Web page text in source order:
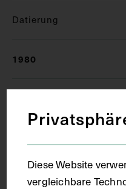
Datierung
1980
Material
Diese Website
vergleichbare